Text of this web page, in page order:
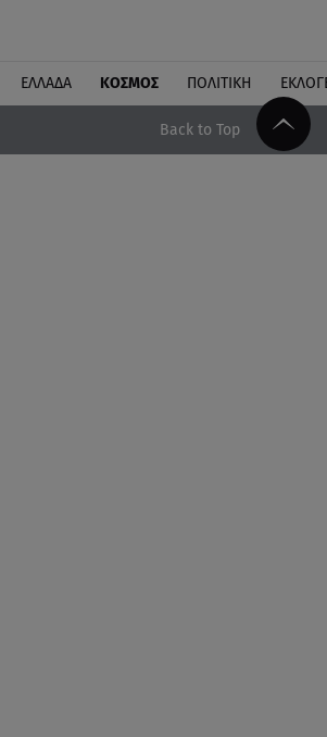
ΕΛΛΑΔΑ ΚΟΣΜΟΣ ΠΟΛΙΤΙΚΗ
Back to Top